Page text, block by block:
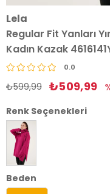
Lela
Regular Fit Yanları
Kadın Kazak
0.0
₺599,99 ₺509,99
Renk Seçenekleri
Beden